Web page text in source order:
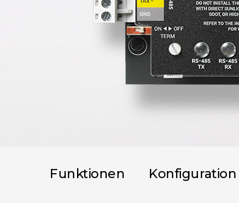
Funktionen Konfiguration